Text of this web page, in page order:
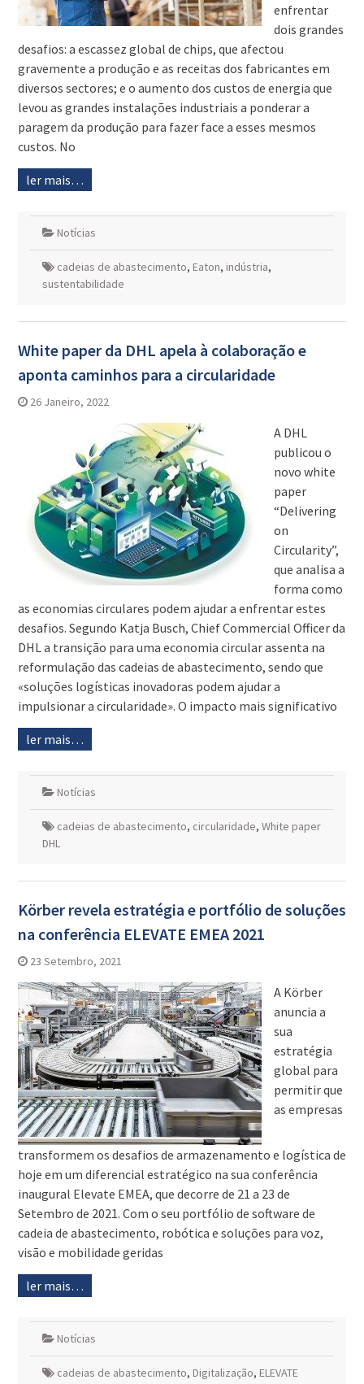
enfrentar
dois grandes
desafios: a escassez global de chips, que afectou
gravemente a produção e as receitas dos fabricantes em
diversos sectores; e o aumento dos custos de energia que
levou as grandes instalações industriais a ponderar a
paragem da produção para fazer face a esses mesmos
custos. No
ler mais…
Notícias
cadeias de abastecimento, Eaton, indústria,
sustentabilidade
White paper da DHL apela à colaboração e
aponta caminhos para a circularidade
26 Janeiro, 2022
A DHL
publicou o
novo white
paper
“Delivering
on
Circularity”,
que analisa a
forma como
as economias circulares podem ajudar a enfrentar estes
desafios. Segundo Katja Busch, Chief Commercial Officer da
DHL a transição para uma economia circular assenta na
reformulação das cadeias de abastecimento, sendo que
«soluções logísticas inovadoras podem ajudar a
impulsionar a circularidade». O impacto mais significativo
ler mais…
Notícias
cadeias de abastecimento, circularidade, White paper
DHL
Körber revela estratégia e portfólio de soluções
na conferência ELEVATE EMEA 2021
23 Setembro, 2021
A Körber
anuncia a
sua
estratégia
global para
permitir que
as empresas
transformem os desafios de armazenamento e logística de
hoje em um diferencial estratégico na sua conferência
inaugural Elevate EMEA, que decorre de 21 a 23 de
Setembro de 2021. Com o seu portfólio de software de
cadeia de abastecimento, robótica e soluções para voz,
visão e mobilidade geridas
ler mais…
Notícias
cadeias de abastecimento, Digitalização, ELEVATE